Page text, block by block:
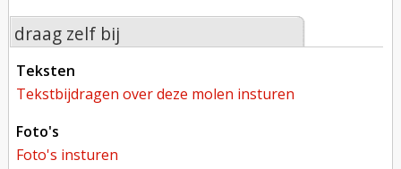
draag zelf bij
teksten
tekstbijdragen over deze molen insturen
foto's
foto's insturen